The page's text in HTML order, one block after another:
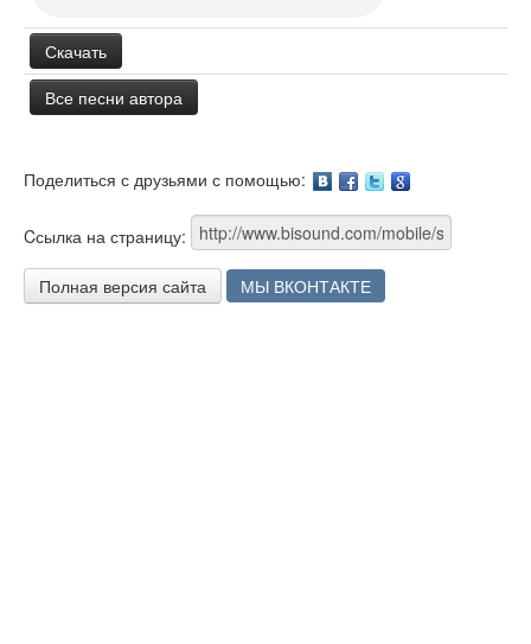
Скачать
Все песни автора
Поделиться с друзьями с помощью:
Cсылка на страницу:
Полная версия сайта МЫ ВКОНТАКТЕ